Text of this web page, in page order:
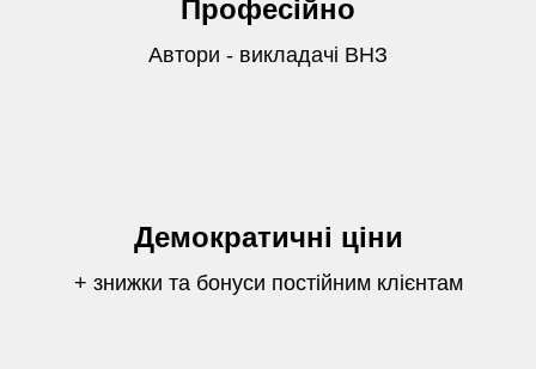
Професійно
Автори - викладачі ВНЗ
Демократичні ціни
+ знижки та бонуси постійним клієнтам